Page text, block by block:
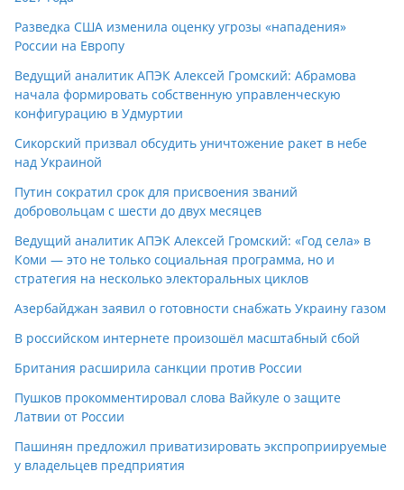
Разведка США изменила оценку угрозы «нападения»
России на Европу
Ведущий аналитик АПЭК Алексей Громский: Абрамова
начала формировать собственную управленческую
конфигурацию в Удмуртии
Сикорский призвал обсудить уничтожение ракет в небе
над Украиной
Путин сократил срок для присвоения званий
добровольцам с шести до двух месяцев
Ведущий аналитик АПЭК Алексей Громский: «Год села» в
Коми — это не только социальная программа, но и
стратегия на несколько электоральных циклов
Азербайджан заявил о готовности снабжать Украину газом
В российском интернете произошёл масштабный сбой
Британия расширила санкции против России
Пушков прокомментировал слова Вайкуле о защите
Латвии от России
Пашинян предложил приватизировать экспроприируемые
у владельцев предприятия